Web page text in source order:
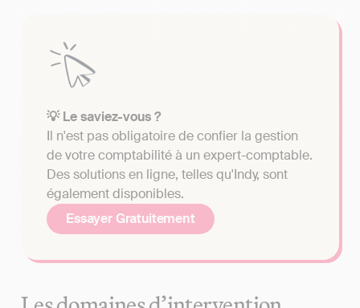
💡 Le saviez-vous ?
Il n'est pas obligatoire de confier la gestion
de votre comptabilité à un expert-comptable.
Des solutions en ligne, telles qu'Indy, sont
également disponibles.
Essayer Gratuitement